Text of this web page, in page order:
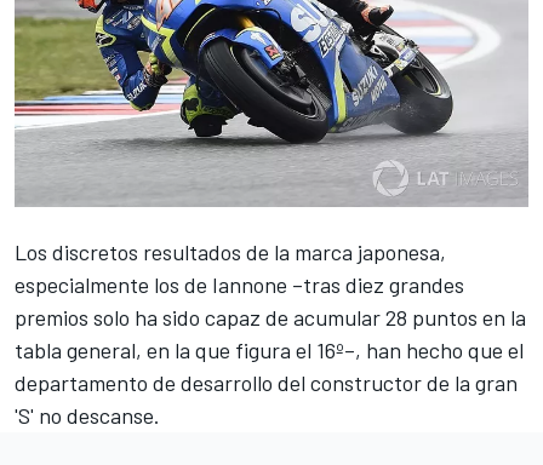
Los discretos resultados de la marca japonesa,
especialmente los de Iannone –tras diez grandes
premios solo ha sido capaz de acumular 28 puntos en la
tabla general, en la que figura el 16º–, han hecho que el
departamento de desarrollo del constructor de la gran
'S' no descanse.